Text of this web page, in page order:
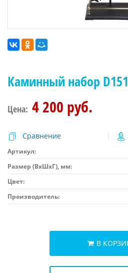
Каминный набор
Цена: 4 200 руб.
Сравнение
Артикул:
Размер (ВхШхГ), мм:
Цвет:
Производитель:
В